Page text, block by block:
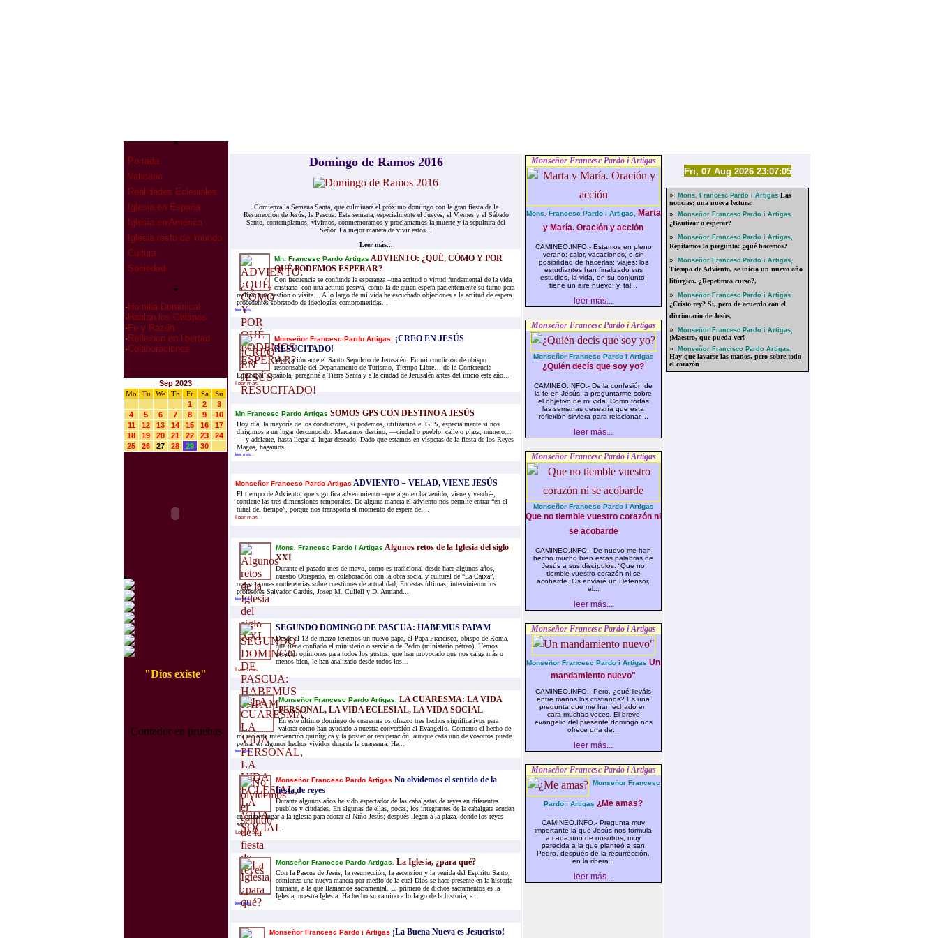
Portada
Vaticano
Realidades Eclesiales
Iglesia en España
Iglesia en América
Iglesia resto del mundo
Cultura
Sociedad
· Homilia Dominical
· Hablan los Obispos
· Fe y Razón
· Reflexion en libertad
·Colaboraciones
Sep 2023
Mo
Tu We Th Fr Sa
Su
1
2
3
4
5 6 7 8 9
10
11
12 13 14 15 16
17
18
19 20 21 22 23
24
25
26 27 28 29 30
"Dios existe"
Contador en pruebas
Domingo de Ramos 2016
Comienza la Semana Santa, que culminará el próximo domingo con la gran fiesta de la
Resurrección de Jesús, la Pascua. Esta semana, especialmente el Jueves, el Viernes y el Sábado
Santo, contemplamos, vivimos, conmemoramos y proclamamos la muerte y la sepultura del
Señor. La mejor manera de vivir estos...
Leer más...
Mn. Francesc Pardo Artigas ADVIENTO: ¿QUÉ, CÓMO Y POR
QUÉ PODEMOS ESPERAR?
Con frecuencia se confunde la esperanza –una actitud o virtud fundamental de la vida
cristiana- con una actitud pasiva, como la de quien espera pacientemente su turno para
realizar una gestión o visita… A lo largo de mi vida he escuchado objeciones a la actitud de espera
procedentes sobretodo de ideologías comprometidas...
leer mas...
Monseñor Francesc Pardo Artigas, ¡CREO EN JESÚS
RESUCITADO!
Meditación ante el Santo Sepulcro de Jerusalén. En mi condición de obispo
responsable del Departamento de Turismo, Tiempo Libre… de la Conferencia
Episcopal Española, peregriné a Tierra Santa y a la ciudad de Jerusalén antes del inicio este año...
Leer mas...
Mn Francesc Pardo Artigas SOMOS GPS CON DESTINO A JESÚS
Hoy día, la mayoría de los conductores, si podemos, utilizamos el GPS, especialmente si nos
dirigimos a un lugar desconocido. Marcamos destino, —ciudad o pueblo, calle o plaza, número…
— y adelante, hasta llegar al lugar deseado. Dado que estamos en vísperas de la fiesta de los Reyes
Magos, hagamos...
leer mas...
Monseñor Francesc Pardo Artigas ADVIENTO = VELAD, VIENE JESÚS
El tiempo de Adviento, que significa advenimiento –que alguien ha venido, viene y vendrá-,
contiene las tres dimensiones temporales. De alguna manera el adviento nos permite entrar “en el
túnel del tiempo”, porque nos transporta al momento de espera del...
Leer mas...
Mons. Francesc Pardo i Artigas Algunos retos de la Iglesia del siglo
XXI
Durante el pasado mes de mayo, como es tradicional desde hace algunos años,
nuestro Obispado, en colaboración con la obra social y cultural de “La Caixa”,
organiza unas conferencias sobre cuestiones de actualidad, En estas últimas, intervinieron los
profesores Salvador Cardús, Josep M. Cullell y D. Armand...
leer mas...
SEGUNDO DOMINGO DE PASCUA: HABEMUS PAPAM
Desde el 13 de marzo tenemos un nuevo papa, el Papa Francisco, obispo de Roma,
que tiene confiado el ministerio o servicio de Pedro (ministerio pétreo). Hemos
escucho opiniones para todos los gustos, que han provocado que nos caiga más o
menos bien, le han analizado desde todos los...
Leer mas...
Monseñor Francesc Pardo Artigas, LA CUARESMA: LA VIDA
PERSONAL, LA VIDA ECLESIAL, LA VIDA SOCIAL
En este último domingo de cuaresma os ofrezco tres hechos significativos para
valorar como han ayudado a nuestra conversión al Evangelio. Comento el hecho de
mi reciente intervención quirúrgica y la posterior recuperación, aunque cada uno de vosotros puede
pensar en algunos hechos vividos durante la cuaresma. He...
leer mas...
Monseñor Francesc Pardo Artigas No olvidemos el sentido de la
fiesta de reyes
Durante algunos años he sido espectador de las cabalgatas de reyes en diferentes
pueblos y ciudades. En algunas de ellas, pocas, los integrantes de la cabalgata acuden
en primer lugar a la iglesia para adorar al Niño Jesús; después llegan a la plaza, donde los reyes
son...
Leer mas...
Monseñor Francesc Pardo Artigas. La Iglesia, ¿para qué?
Con la Pascua de Jesús, la resurrección, la ascensión y la venida del Espíritu Santo,
comienza una nueva manera por medio de la cual Dios se hace presente en la historia
humana, a la que llamamos sacramental. El primero de dichos sacramentos es la
Iglesia, nuestra Iglesia. Ha hecho su camino a lo largo de la historia, a...
leer mas...
Monseñor Francesc Pardo i Artigas ¡La Buena Nueva es Jesucristo!
Monseñor Francesc Pardo i Artigas
Mons. Francesc Pardo i Artigas,
Marta
y María. Oración y acción
CAMINEO.INFO.- Estamos en pleno
verano: calor, vacaciones, o sin
posibilidad de hacerlas; viajes; los
estudiantes han finalizado sus
estudios, la vida, en su conjunto,
tiene un aire nuevo; y, tal...
leer más...
Monseñor Francesc Pardo i Artigas
Monseñor Francesc Pardo i Artigas
¿Quién decís que soy yo?
CAMINEO.INFO.- De la confesión de
la fe en Jesús, a preguntarme sobre
el objetivo de mi vida. Como todas
las semanas desearía que esta
reflexión sirviera para relacionar,...
leer más...
Monseñor Francesc Pardo i Artigas
Monseñor Francesc Pardo i Artigas
Que no tiemble vuestro corazón ni
se acobarde
CAMINEO.INFO.- De nuevo me han
hecho mucho bien estas palabras de
Jesús a sus discípulos: “Que no
tiemble vuestro corazón ni se
acobarde. Os enviaré un Defensor,
el...
leer más...
Monseñor Francesc Pardo i Artigas
Monseñor Francesc Pardo i Artigas Un
mandamiento nuevo"
CAMINEO.INFO.- Pero, ¿qué lleváis
entre manos los cristianos? Es una
pregunta que me han echado en
cara muchas veces. El breve
evangelio del presente domingo nos
ofrece una de...
leer más...
Monseñor Francesc Pardo i Artigas
Monseñor Francesc
Pardo i Artigas ¿Me amas?
CAMINEO.INFO.- Pregunta muy
importante la que Jesús nos formula
a cada uno de nosotros, muy
parecida a la que planteó a san
Pedro, después de la resurrección,
en la ribera...
leer más...
Fri, 07 Aug 2026 23:07:05
» Mons. Francesc Pardo i Artigas Las
noticias: una nueva lectura.
»
Monseñor Francesc Pardo i Artigas
¿Bautizar o esperar?
»
Monseñor Francesc Pardo i Artigas,
Repitamos la pregunta: ¿qué hacemos?
»
Monseñor Francesc Pardo i Artigas,
Tiempo de Adviento, se inicia un nuevo año
litúrgico. ¿Repetimos curso?,
»
Monseñor Francesc Pardo i Artigas
¿Cristo rey? Sí, pero de acuerdo con el
diccionario de Jesús,
»
Monseñor Francesc Pardo i Artigas,
¡Maestro, que pueda ver!
»
Monseñor Francisco Pardo Artigas.
Hay que lavarse las manos, pero sobre todo
el corazón